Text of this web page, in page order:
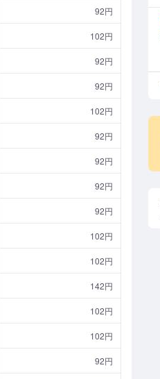
92円
102円
92円
92円
102円
92円
92円
92円
92円
102円
102円
142円
102円
102円
92円